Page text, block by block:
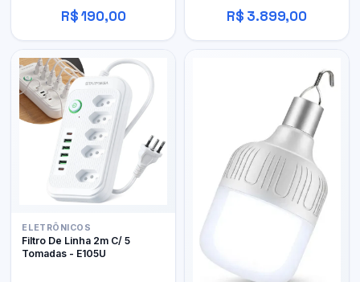
R$ 190,00 R$ 3.899,00
ELETRÔNICOS
Filtro De Linha 2m C/ 5
Tomadas - E105U